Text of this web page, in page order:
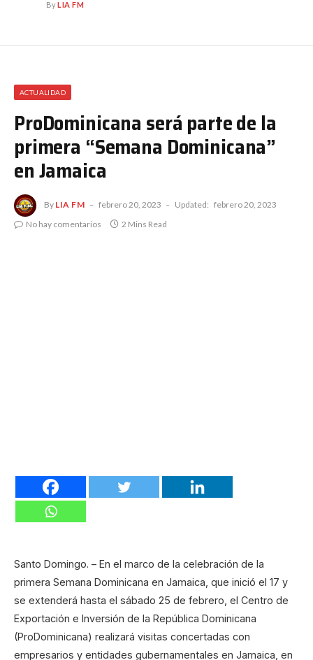
ByLIA FM
ACTUALIDAD
ProDominicana será parte de la
primera “Semana Dominicana”
en Jamaica
By LIA FM febrero 20, 2023 Updated: febrero 20, 2023
No hay comentarios
2 Mins Read
Santo Domingo. – En el marco de la celebración de la
primera Semana Dominicana en Jamaica, que inició el 17 y
se extenderá hasta el sábado 25 de febrero, el Centro de
Exportación e Inversión de la República Dominicana
(ProDominicana) realizará visitas concertadas con
empresarios y entidades gubernamentales en Jamaica, en